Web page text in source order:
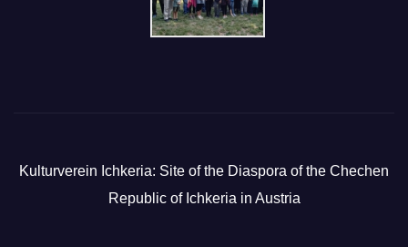
Kulturverein Ichkeria: Site of the Diaspora of the Chechen
Republic of Ichkeria in Austria